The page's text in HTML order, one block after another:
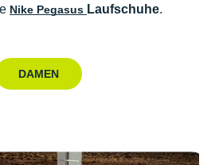
Nike Pegasus Laufschuhe.
DAMEN